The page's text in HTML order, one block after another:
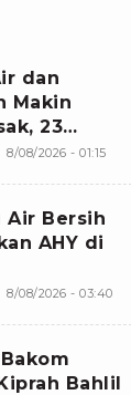
dan
Makin
23
8/08/2026 - 01:15
Air Bersih
AHY di
8/08/2026 - 03:40
Bahlil